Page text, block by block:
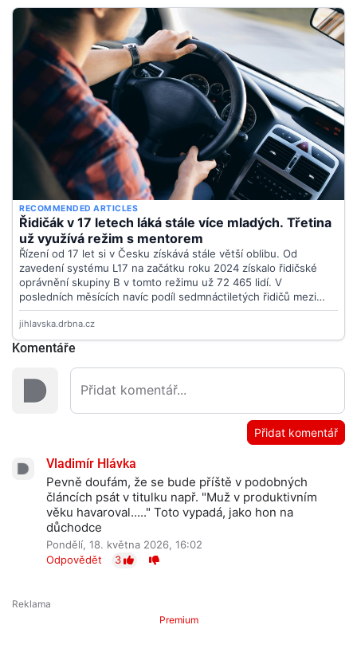
Komentáře
Přidat komentář
Vladimír Hlávka
Pevně doufám, že se bude příště v podobných
článcích psát v titulku např. "Muž v produktivním
věku havaroval....." Toto vypadá, jako hon na
důchodce
Pondělí, 18. května 2026, 16:02
Odpovědět
3
Premium